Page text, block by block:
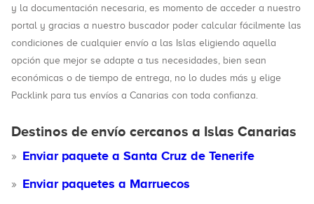
y la documentación necesaria, es momento de acceder a nuestro
portal y gracias a nuestro buscador poder calcular fácilmente las
condiciones de cualquier envío a las Islas eligiendo aquella
opción que mejor se adapte a tus necesidades, bien sean
económicas o de tiempo de entrega, no lo dudes más y elige
Packlink para tus envíos a Canarias con toda confianza.
Destinos de envío cercanos a Islas Canarias
Enviar paquete a Santa Cruz de Tenerife
Enviar paquetes a Marruecos